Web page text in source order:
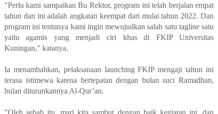
"Perlu kami sampaikan Bu Rektor, program ini telah berjalan empat
tahun dan ini adalah angkatan keempat dari mulai tahun 2022. Dan
program ini tentunya kami ingin mewujudkan salah satu tagline satu
yaitu agamis yang menjadi ciri khas di FKIP Universitas
Kuningan," katanya.
Ia menambahkan, pelaksanaan launching FKIP mengaji tahun ini
terasa istimewa karena bertepatan dengan bulan suci Ramadhan,
bulan diturunkannya Al-Qur’an.